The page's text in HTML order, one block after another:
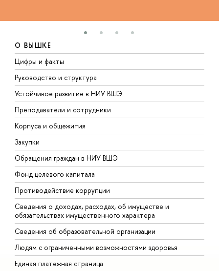
О ВЫШКЕ
Цифры и факты
Руководство и структура
Устойчивое развитие в НИУ ВШЭ
Преподаватели и сотрудники
Корпуса и общежития
Закупки
Обращения граждан в НИУ ВШЭ
Фонд целевого капитала
Противодействие коррупции
Сведения о доходах, расходах, об имуществе и
обязательствах имущественного характера
Сведения об образовательной организации
Людям с ограниченными возможностями здоровья
Единая платежная страница